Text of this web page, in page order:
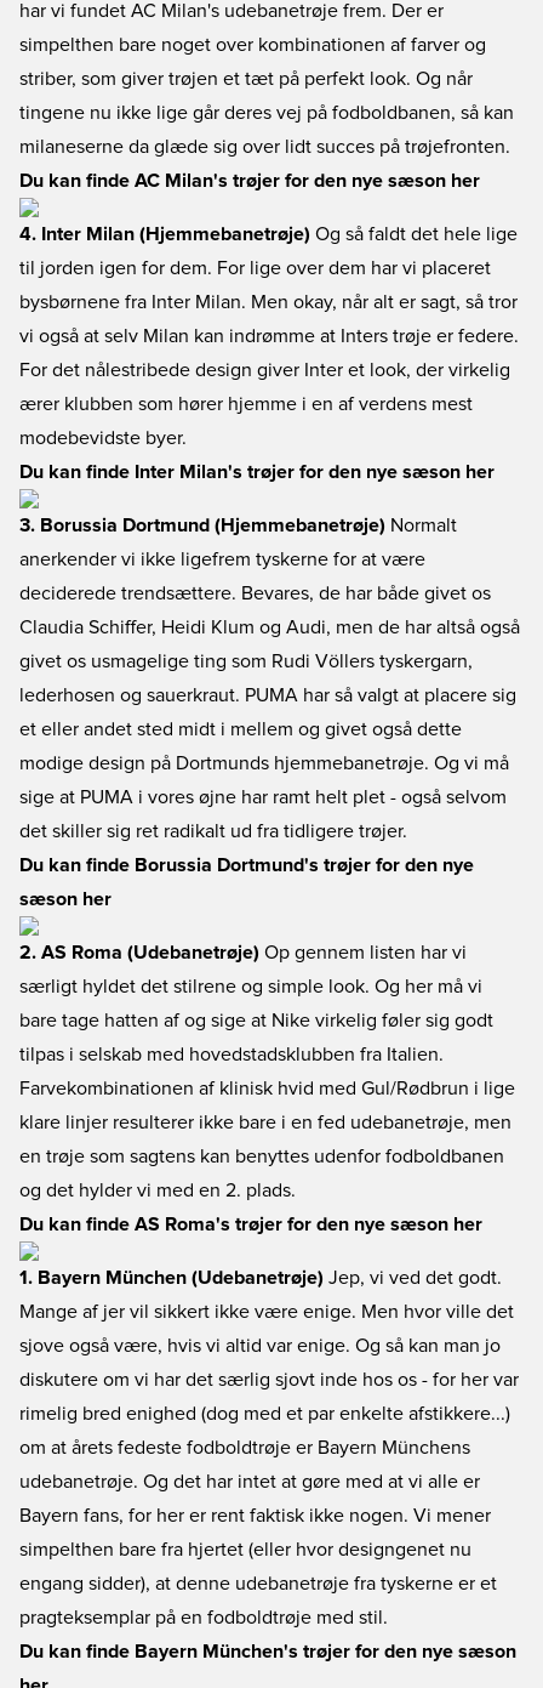
har vi fundet AC Milan's udebanetrøje frem. Der er
simpelthen bare noget over kombinationen af farver og
striber, som giver trøjen et tæt på perfekt look. Og når
tingene nu ikke lige går deres vej på fodboldbanen, så kan
milaneserne da glæde sig over lidt succes på trøjefronten.
Du kan finde AC Milan's trøjer for den nye sæson her
4. Inter Milan (Hjemmebanetrøje) Og så faldt det hele lige
til jorden igen for dem. For lige over dem har vi placeret
bysbørnene fra Inter Milan. Men okay, når alt er sagt, så tror
vi også at selv Milan kan indrømme at Inters trøje er federe.
For det nålestribede design giver Inter et look, der virkelig
ærer klubben som hører hjemme i en af verdens mest
modebevidste byer.
Du kan finde Inter Milan's trøjer for den nye sæson her
3. Borussia Dortmund (Hjemmebanetrøje) Normalt
anerkender vi ikke ligefrem tyskerne for at være
deciderede trendsættere. Bevares, de har både givet os
Claudia Schiffer, Heidi Klum og Audi, men de har altså også
givet os usmagelige ting som Rudi Völlers tyskergarn,
lederhosen og sauerkraut. PUMA har så valgt at placere sig
et eller andet sted midt i mellem og givet også dette
modige design på Dortmunds hjemmebanetrøje. Og vi må
sige at PUMA i vores øjne har ramt helt plet - også selvom
det skiller sig ret radikalt ud fra tidligere trøjer.
Du kan finde Borussia Dortmund's trøjer for den nye
sæson her
2. AS Roma (Udebanetrøje) Op gennem listen har vi
særligt hyldet det stilrene og simple look. Og her må vi
bare tage hatten af og sige at Nike virkelig føler sig godt
tilpas i selskab med hovedstadsklubben fra Italien.
Farvekombinationen af klinisk hvid med Gul/Rødbrun i lige
klare linjer resulterer ikke bare i en fed udebanetrøje, men
en trøje som sagtens kan benyttes udenfor fodboldbanen
og det hylder vi med en 2. plads.
Du kan finde AS Roma's trøjer for den nye sæson her
1. Bayern München (Udebanetrøje) Jep, vi ved det godt.
Mange af jer vil sikkert ikke være enige. Men hvor ville det
sjove også være, hvis vi altid var enige. Og så kan man jo
diskutere om vi har det særlig sjovt inde hos os - for her var
rimelig bred enighed (dog med et par enkelte afstikkere...)
om at årets fedeste fodboldtrøje er Bayern Münchens
udebanetrøje. Og det har intet at gøre med at vi alle er
Bayern fans, for her er rent faktisk ikke nogen. Vi mener
simpelthen bare fra hjertet (eller hvor designgenet nu
engang sidder), at denne udebanetrøje fra tyskerne er et
pragteksemplar på en fodboldtrøje med stil.
Du kan finde Bayern München's trøjer for den nye sæson